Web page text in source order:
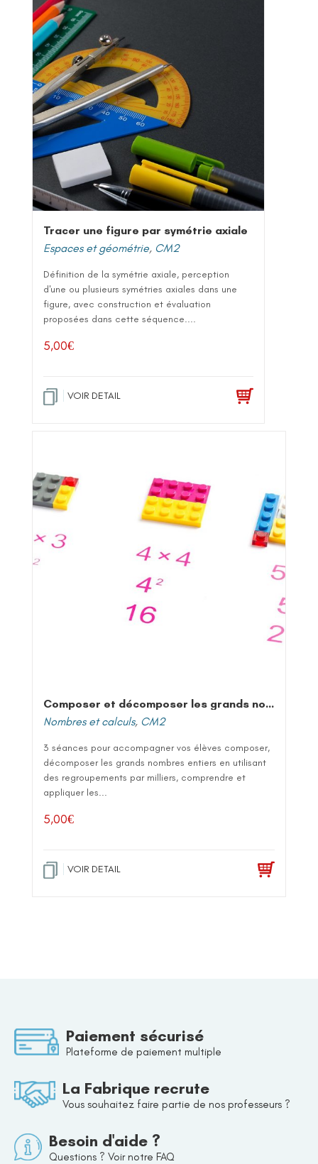
Tracer une figure par symétrie axiale
Espaces et géométrie, CM2
Définition de la symétrie axiale, perception
d'une ou plusieurs symétries axiales dans une
figure, avec construction et évaluation
proposées dans cette séquence....
5,00€
VOIR DETAIL
Composer et décomposer les grands nombres entiers
Nombres et calculs, CM2
3 séances pour accompagner vos élèves composer,
décomposer les grands nombres entiers en utilisant
des regroupements par milliers, comprendre et
appliquer les...
5,00€
VOIR DETAIL
Paiement sécurisé
Plateforme de paiement multiple
La Fabrique recrute
Vous souhaitez faire partie de nos professeurs ?
Besoin d'aide ?
Questions ? Voir notre FAQ